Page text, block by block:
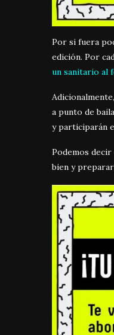
Por si fuera
edición. Por
un sanitario al
Adicionalmente,
a punto de
y participarán
Podemos decir
bien y